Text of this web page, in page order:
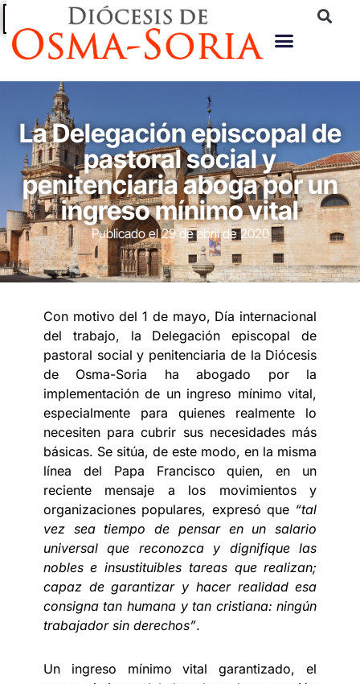
La Delegación episcopal de
pastoral social y
penitenciaria aboga por un
ingreso mínimo vital
Publicado el 29 de abril de 2020
Con motivo del 1 de mayo, Día internacional
del trabajo, la Delegación episcopal de
pastoral social y penitenciaria de la Diócesis
de Osma-Soria ha abogado por la
implementación de un ingreso mínimo vital,
especialmente para quienes realmente lo
necesiten para cubrir sus necesidades más
básicas. Se sitúa, de este modo, en la misma
línea del Papa Francisco quien, en un
reciente mensaje a los movimientos y
organizaciones populares, expresó que “tal
vez sea tiempo de pensar en un salario
universal que reconozca y dignifique las
nobles e insustituibles tareas que realizan;
capaz de garantizar y hacer realidad esa
consigna tan humana y tan cristiana: ningún
trabajador sin derechos”.
Un ingreso mínimo vital garantizado, el